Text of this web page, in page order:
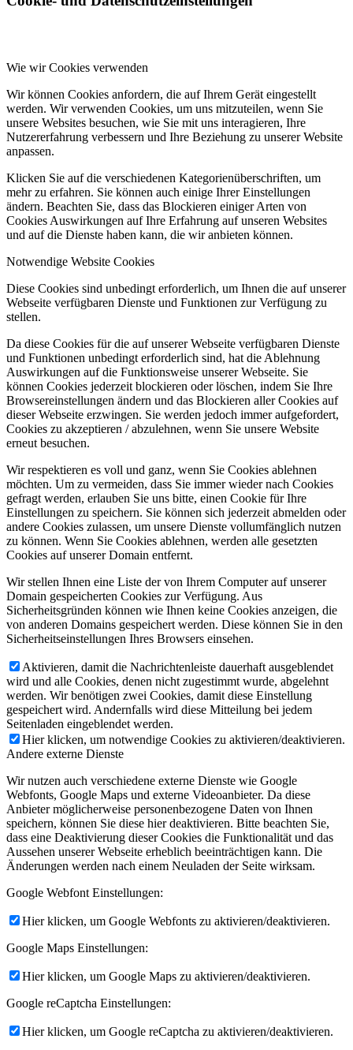
Wie wir Cookies verwenden
Wir können Cookies anfordern, die auf Ihrem Gerät eingestellt
werden. Wir verwenden Cookies, um uns mitzuteilen, wenn Sie
unsere Websites besuchen, wie Sie mit uns interagieren, Ihre
Nutzererfahrung verbessern und Ihre Beziehung zu unserer Website
anpassen.
Klicken Sie auf die verschiedenen Kategorienüberschriften, um
mehr zu erfahren. Sie können auch einige Ihrer Einstellungen
ändern. Beachten Sie, dass das Blockieren einiger Arten von
Cookies Auswirkungen auf Ihre Erfahrung auf unseren Websites
und auf die Dienste haben kann, die wir anbieten können.
Notwendige Website Cookies
Diese Cookies sind unbedingt erforderlich, um Ihnen die auf unserer
Webseite verfügbaren Dienste und Funktionen zur Verfügung zu
stellen.
Da diese Cookies für die auf unserer Webseite verfügbaren Dienste
und Funktionen unbedingt erforderlich sind, hat die Ablehnung
Auswirkungen auf die Funktionsweise unserer Webseite. Sie
können Cookies jederzeit blockieren oder löschen, indem Sie Ihre
Browsereinstellungen ändern und das Blockieren aller Cookies auf
dieser Webseite erzwingen. Sie werden jedoch immer aufgefordert,
Cookies zu akzeptieren / abzulehnen, wenn Sie unsere Website
erneut besuchen.
Wir respektieren es voll und ganz, wenn Sie Cookies ablehnen
möchten. Um zu vermeiden, dass Sie immer wieder nach Cookies
gefragt werden, erlauben Sie uns bitte, einen Cookie für Ihre
Einstellungen zu speichern. Sie können sich jederzeit abmelden oder
andere Cookies zulassen, um unsere Dienste vollumfänglich nutzen
zu können. Wenn Sie Cookies ablehnen, werden alle gesetzten
Cookies auf unserer Domain entfernt.
Wir stellen Ihnen eine Liste der von Ihrem Computer auf unserer
Domain gespeicherten Cookies zur Verfügung. Aus
Sicherheitsgründen können wie Ihnen keine Cookies anzeigen, die
von anderen Domains gespeichert werden. Diese können Sie in den
Sicherheitseinstellungen Ihres Browsers einsehen.
Aktivieren, damit die Nachrichtenleiste dauerhaft ausgeblendet
wird und alle Cookies, denen nicht zugestimmt wurde, abgelehnt
werden. Wir benötigen zwei Cookies, damit diese Einstellung
gespeichert wird. Andernfalls wird diese Mitteilung bei jedem
Seitenladen eingeblendet werden.
Hier klicken, um notwendige Cookies zu aktivieren/deaktivieren.
Andere externe Dienste
Wir nutzen auch verschiedene externe Dienste wie Google
Webfonts, Google Maps und externe Videoanbieter. Da diese
Anbieter möglicherweise personenbezogene Daten von Ihnen
speichern, können Sie diese hier deaktivieren. Bitte beachten Sie,
dass eine Deaktivierung dieser Cookies die Funktionalität und das
Aussehen unserer Webseite erheblich beeinträchtigen kann. Die
Änderungen werden nach einem Neuladen der Seite wirksam.
Google Webfont Einstellungen:
Hier klicken, um Google Webfonts zu aktivieren/deaktivieren.
Google Maps Einstellungen:
Hier klicken, um Google Maps zu aktivieren/deaktivieren.
Google reCaptcha Einstellungen:
Hier klicken, um Google reCaptcha zu aktivieren/deaktivieren.